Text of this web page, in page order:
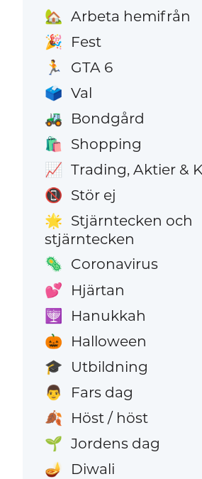
🏡 Arbeta hemifrån
🎉 Fest
🏃 GTA 6
🗳️ Val
🚜 Bondgård
🛍️ Shopping
📈 Trading, Aktier &
📵 Stör ej
🌟 Stjärntecken och
stjärntecken
🦠 Coronavirus
💕 Hjärtan
🕎 Hanukkah
🎃 Halloween
🎓 Utbildning
👨 Fars dag
🍂 Höst / höst
🌱 Jordens dag
🪔 Diwali